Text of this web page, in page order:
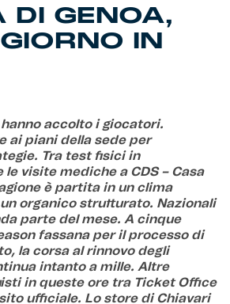
DI GENOA,
IN
hanno accolto i giocatori.
ai piani della sede per
Tra test fisici in
visite mediche a CDS – Casa
è partita in un clima
organico strutturato. Nazionali
parte del mese. A cinque
fassana per il processo di
la corsa al rinnovo degli
intanto a mille. Altre
in queste ore tra Ticket Office
ufficiale. Lo store di Chiavari